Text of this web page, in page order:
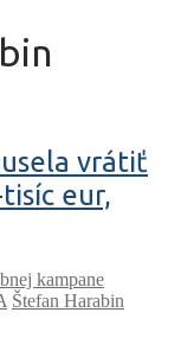
vrátiť
eur,
kampane
Štefan Harabin